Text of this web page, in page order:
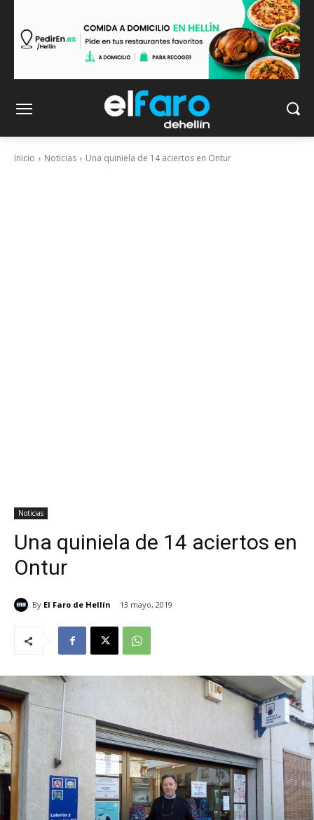
Inicio Noticias Una quiniela de 14 aciertos en Ontur
Noticias
Una quiniela de 14 aciertos en
Ontur
By El Faro de Hellín 13 mayo, 2019